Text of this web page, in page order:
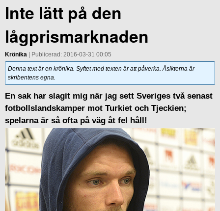
Inte lätt på den
lågprismarknaden
Krönika | Publicerad: 2016-03-31 00:05
Denna text är en krönika. Syftet med texten är att påverka. Åsikterna är
skribentens egna.
En sak har slagit mig när jag sett Sveriges två senast
fotbollslandskamper mot Turkiet och Tjeckien;
spelarna är så ofta på väg åt fel håll!